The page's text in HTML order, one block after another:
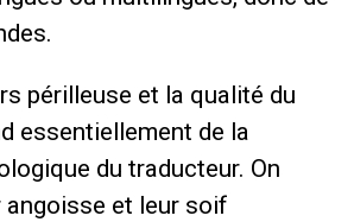
périlleuse et la qualité du
essentiellement de la
du traducteur. On
angoisse et leur soif